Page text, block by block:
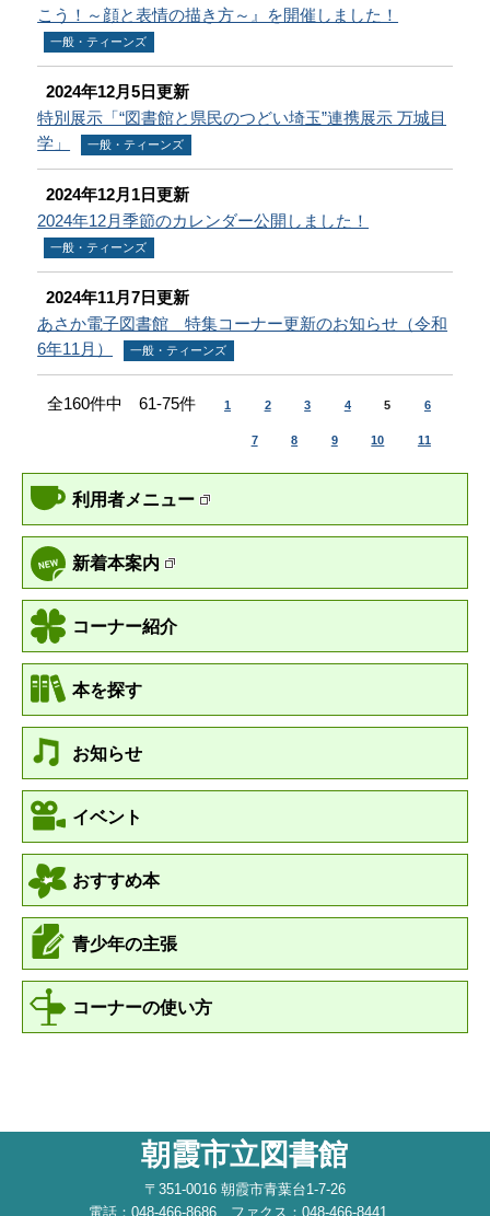
利用者メニュー
新着本案内
コーナー紹介
本を探す
お知らせ
イベント
おすすめ本
青少年の主張
コーナーの使い方
こう！～顔と表情の描き方～』を開催しました！
一般・ティーンズ
2024年12月5日更新
特別展示「“図書館と県民のつどい埼玉”連携展示 万城目
学」
一般・ティーンズ
2024年12月1日更新
2024年12月季節のカレンダー公開しました！
一般・ティーンズ
2024年11月7日更新
あさか電子図書館 特集コーナー更新のお知らせ（令和
6年11月）
一般・ティーンズ
全160件中 61-75件 1 2 3 4 5 6
7 8 9 10 11
朝霞市立図書館
〒351-0016 朝霞市青葉台1-7-26
電話：048-466-8686 ファクス：048-466-8441